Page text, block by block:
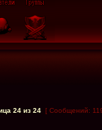
24 из 24 [ Сообщений: